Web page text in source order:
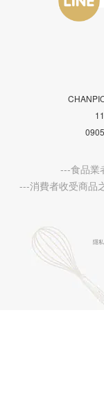
---食品業
---消費者收受商品
隱私